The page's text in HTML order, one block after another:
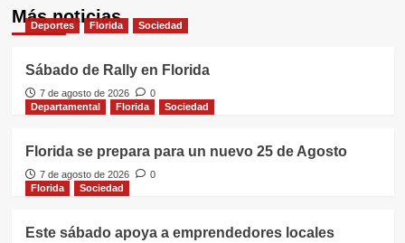
Más noticias
Deportes Florida Sociedad
Sábado de Rally en Florida
7 de agosto de 2026
0
Departamental
Florida Sociedad
Florida se prepara para un nuevo 25 de Agosto
7 de agosto de 2026
0
Florida
Sociedad
Este sábado apoya a emprendedores locales